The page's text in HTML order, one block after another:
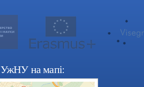
УжНУ на мапі: